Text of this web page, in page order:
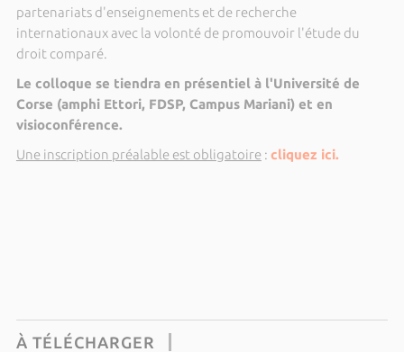
partenariats d'enseignements et de recherche
internationaux avec la volonté de promouvoir l'étude du
droit comparé.
Le colloque se tiendra en présentiel à l'Université de
Corse (amphi Ettori, FDSP, Campus Mariani) et en
visioconférence.
Une inscription préalable est obligatoire: cliquez ici.
À TÉLÉCHARGER